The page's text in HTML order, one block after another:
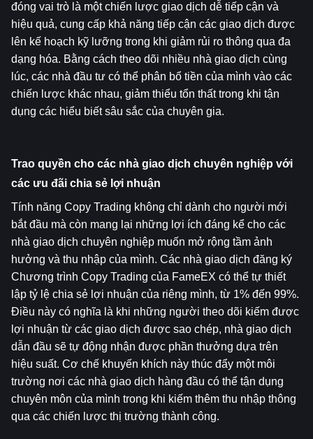
đóng vai trò là một chiến lược giao dịch dễ tiếp cận và
hiệu quả, cung cấp khả năng tiếp cận các giao dịch được
lên kế hoạch kỹ lưỡng trong khi giảm rủi ro thông qua đa
dạng hóa. Bằng cách theo dõi nhiều nhà giao dịch cùng
lúc, các nhà đầu tư có thể phân bổ tiền của mình vào các
chiến lược khác nhau, giảm thiểu tổn thất trong khi tận
dụng các hiểu biết sâu sắc của chuyên gia.
Trao quyền cho các nhà giao dịch chuyên nghiệp với
các ưu đãi chia sẻ lợi nhuận
Tính năng Copy Trading không chỉ dành cho người mới
bắt đầu mà còn mang lại những lợi ích đáng kể cho các
nhà giao dịch chuyên nghiệp muốn mở rộng tầm ảnh
hưởng và thu nhập của mình. Các nhà giao dịch đăng ký
Chương trình Copy Trading của FameEX có thể tự thiết
lập tỷ lệ chia sẻ lợi nhuận của riêng mình, từ 1% đến 99%.
Điều này có nghĩa là khi những người theo dõi kiếm được
lợi nhuận từ các giao dịch được sao chép, nhà giao dịch
dẫn đầu sẽ tự động nhận được phần thưởng dựa trên
hiệu suất. Cơ chế khuyến khích này thúc đẩy một môi
trường nơi các nhà giao dịch hàng đầu có thể tận dụng
chuyên môn của mình trong khi kiếm thêm thu nhập thông
qua các chiến lược thị trường thành công.